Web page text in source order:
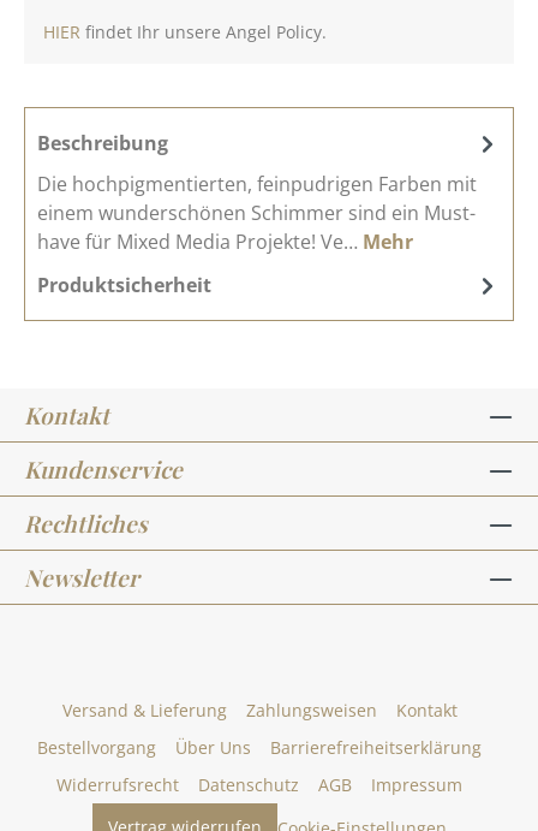
HIER findet Ihr unsere Angel Policy.
Beschreibung
Die hochpigmentierten, feinpudrigen Farben mit
einem wunderschönen Schimmer sind ein Must-
have für Mixed Media Projekte! Ve… Mehr
Produktsicherheit
Kontakt
Kundenservice
Rechtliches
Newsletter
Versand & Lieferung Zahlungsweisen
Kontakt
Bestellvorgang
Über Uns
Barrierefreiheitserklärung
Widerrufsrecht
Datenschutz AGB
Impressum